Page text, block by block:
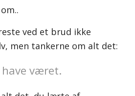
ved et brud ikke
men tankerne om alt det:
have været.